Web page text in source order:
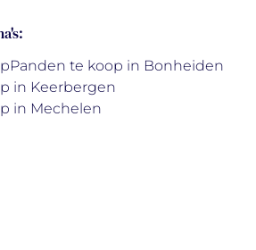
:
Panden te koop in Bonheiden
in Keerbergen
in Mechelen